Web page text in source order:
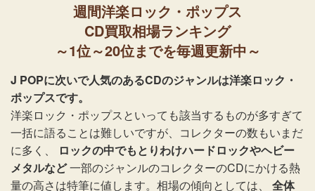
週間洋楽ロック・ポップス
CD買取相場ランキング
～1位～20位までを毎週更新中～
J POPに次いで人気のあるCDのジャンルは洋楽ロック・
ポップスです。
洋楽ロック・ポップスといっても該当するものが多すぎて
一括に語ることは難しいですが、コレクターの数もいまだ
に多く、
ロックの中でもとりわけハードロックやヘビー
メタルなど一部のジャンルのコレクターのCDにかける熱
量の高さは特筆に値します。相場の傾向としては、
全体